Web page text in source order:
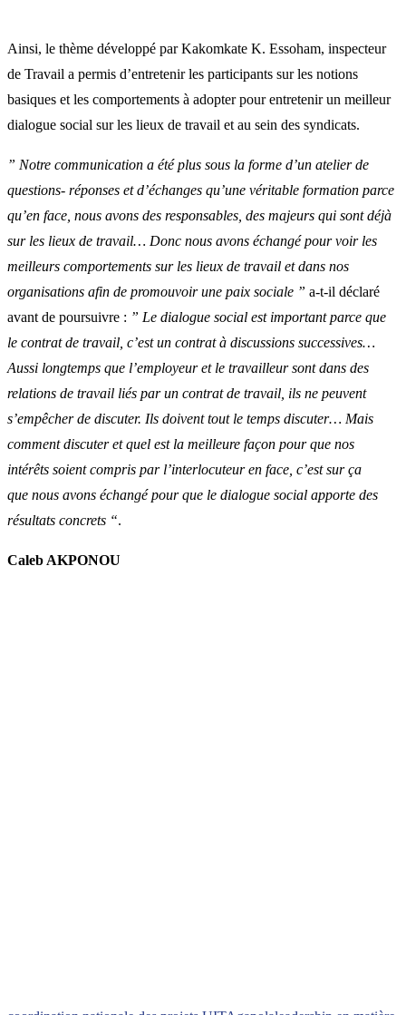
Ainsi, le thème développé par Kakomkate K. Essoham, inspecteur
de Travail a permis d’entretenir les participants sur les notions
basiques et les comportements à adopter pour entretenir un meilleur
dialogue social sur les lieux de travail et au sein des syndicats.
” Notre communication a été plus sous la forme d’un atelier de
questions- réponses et d’échanges qu’une véritable formation parce
qu’en face, nous avons des responsables, des majeurs qui sont déjà
sur les lieux de travail… Donc nous avons échangé pour voir les
meilleurs comportements sur les lieux de travail et dans nos
organisations afin de promouvoir une paix sociale ” a-t-il déclaré
avant de poursuivre : ” Le dialogue social est important parce que
le contrat de travail, c’est un contrat à discussions successives…
Aussi longtemps que l’employeur et le travailleur sont dans des
relations de travail liés par un contrat de travail, ils ne peuvent
s’empêcher de discuter. Ils doivent tout le temps discuter… Mais
comment discuter et quel est la meilleure façon pour que nos
intérêts soient compris par l’interlocuteur en face, c’est sur ça
que nous avons échangé pour que le dialogue social apporte des
résultats concrets “.
Caleb AKPONOU